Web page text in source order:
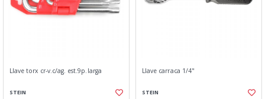
Llave torx cr-v.c/ag. est.9p.larga
STEIN
Llave carraca 1/4"
STEIN